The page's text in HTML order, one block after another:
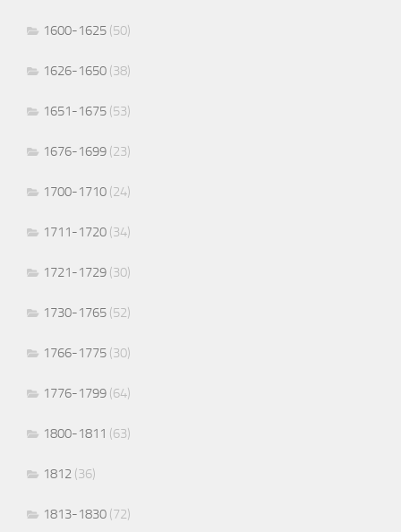
1600-1625 (50)
1626-1650 (38)
1651-1675 (53)
1676-1699 (23)
1700-1710 (24)
1711-1720 (34)
1721-1729 (30)
1730-1765 (52)
1766-1775 (30)
1776-1799 (64)
1800-1811 (63)
1812 (36)
1813-1830 (72)